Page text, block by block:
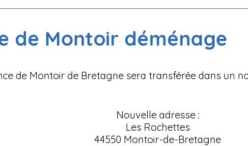
de Montoir déménage
de Montoir de Bretagne sera transférée dans un
Nouvelle adresse :
Les Rochettes
44550 Montoir-de-Bretagne